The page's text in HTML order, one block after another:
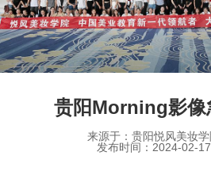
贵阳Morning影像
来源于：贵阳悦风美妆学
发布时间：2024-02-